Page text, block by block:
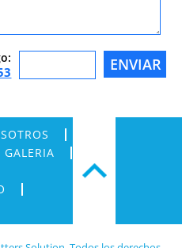
GALERIA